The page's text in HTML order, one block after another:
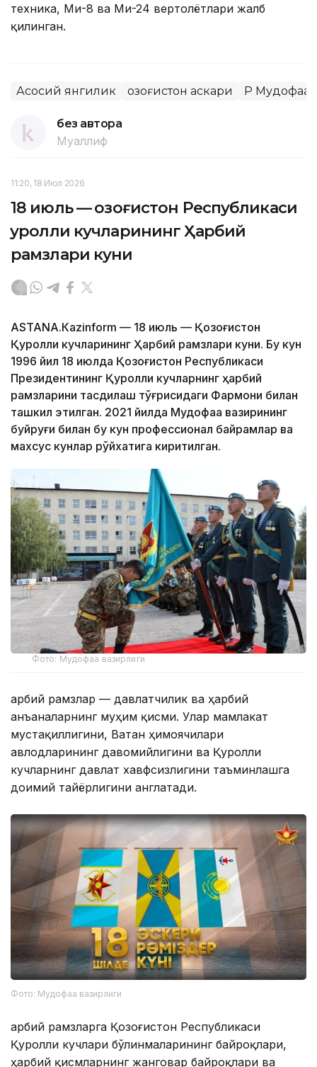
техника, Ми-8 ва Ми-24 вертолётлари жалб
қилинган.
Асосий янгилик Қозоғистон аскари ҚР Мудофаа
без автора
Муаллиф
11:20, 18 Июл 2026
18 июль — Қозоғистон Республикаси
Қуролли кучларининг Ҳарбий
рамзлари куни
АSTANА.Кazinform — 18 июль — Қозоғистон
Қуролли кучларининг Ҳарбий рамзлари куни. Бу кун
1996 йил 18 июлда Қозоғистон Республикаси
Президентининг Қуролли кучларнинг ҳарбий
рамзларини тасдиқлаш тўғрисидаги Фармони билан
ташкил этилган. 2021 йилда Мудофаа вазирининг
буйруғи билан бу кун профессионал байрамлар ва
махсус кунлар рўйхатига киритилган.
Фото: Мудофаа вазирлиги
Ҳарбий рамзлар — давлатчилик ва ҳарбий
анъаналарнинг муҳим қисми. Улар мамлакат
мустақиллигини, Ватан ҳимоячилари
авлодларининг давомийлигини ва Қуролли
кучларнинг давлат хавфсизлигини таъминлашга
доимий тайёрлигини англатади.
Фото: Мудофаа вазирлиги
Ҳарбий рамзларга Қозоғистон Республикаси
Қуролли кучлари бўлинмаларининг байроқлари,
ҳарбий қисмларнинг жанговар байроқлари ва